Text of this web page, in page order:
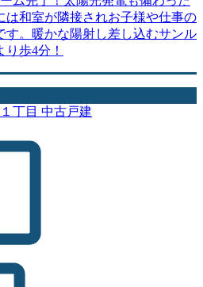
は和室が隣接されお子様や仕事の
す。暖かな陽射し差し込むサンル
歩4分！
丁目 中古戸建